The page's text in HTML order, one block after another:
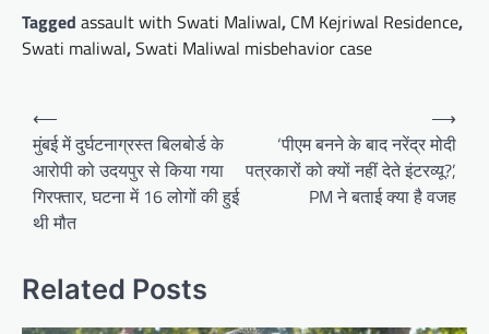
Tagged assault with Swati Maliwal, CM Kejriwal Residence,
Swati maliwal,Swati Maliwal misbehavior case
Post
navigation
⟵
मुंबई में दुर्घटनाग्रस्त बिलबोर्ड के
आरोपी को उदयपुर से किया गया
गिरफ्तार, घटना में 16 लोगों की हुई
थी मौत
‘पीएम बनने के बाद नरेंद्र मोदी
पत्रकारों को क्यों नहीं देते इंटरव्यू?’,
PM ने बताई क्या है वजह
⟶
Related Posts